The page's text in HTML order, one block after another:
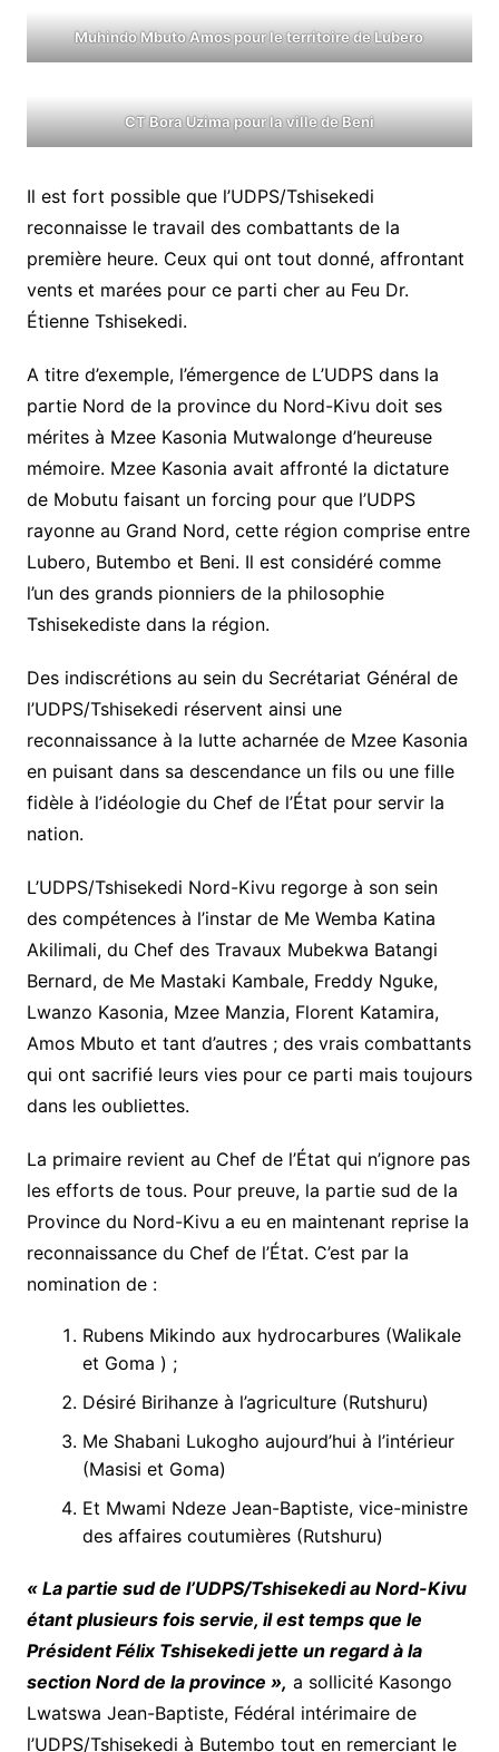
Muhindo Mbuto Amos pour le territoire de Lubero
CT Bora Uzima pour la ville de Beni
Il est fort possible que l’UDPS/Tshisekedi
reconnaisse le travail des combattants de la
première heure. Ceux qui ont tout donné, affrontant
vents et marées pour ce parti cher au Feu Dr.
Étienne Tshisekedi.
A titre d’exemple, l’émergence de L’UDPS dans la
partie Nord de la province du Nord-Kivu doit ses
mérites à Mzee Kasonia Mutwalonge d’heureuse
mémoire. Mzee Kasonia avait affronté la dictature
de Mobutu faisant un forcing pour que l’UDPS
rayonne au Grand Nord, cette région comprise entre
Lubero, Butembo et Beni. Il est considéré comme
l’un des grands pionniers de la philosophie
Tshisekediste dans la région.
Des indiscrétions au sein du Secrétariat Général de
l’UDPS/Tshisekedi réservent ainsi une
reconnaissance à la lutte acharnée de Mzee Kasonia
en puisant dans sa descendance un fils ou une fille
fidèle à l’idéologie du Chef de l’État pour servir la
nation.
L’UDPS/Tshisekedi Nord-Kivu regorge à son sein
des compétences à l’instar de Me Wemba Katina
Akilimali, du Chef des Travaux Mubekwa Batangi
Bernard, de Me Mastaki Kambale, Freddy Nguke,
Lwanzo Kasonia, Mzee Manzia, Florent Katamira,
Amos Mbuto et tant d’autres ; des vrais combattants
qui ont sacrifié leurs vies pour ce parti mais toujours
dans les oubliettes.
La primaire revient au Chef de l’État qui n’ignore pas
les efforts de tous. Pour preuve, la partie sud de la
Province du Nord-Kivu a eu en maintenant reprise la
reconnaissance du Chef de l’État. C’est par la
nomination de :
Rubens Mikindo aux hydrocarbures (Walikale
et Goma ) ;
Désiré Birihanze à l’agriculture (Rutshuru)
Me Shabani Lukogho aujourd’hui à l’intérieur
(Masisi et Goma)
Et Mwami Ndeze Jean-Baptiste, vice-ministre
des affaires coutumières (Rutshuru)
« La partie sud de l’UDPS/Tshisekedi au Nord-Kivu
étant plusieurs fois servie, il est temps que le
Président Félix Tshisekedi jette un regard à la
section Nord de la province », a sollicité Kasongo
Lwatswa Jean-Baptiste, Fédéral intérimaire de
l’UDPS/Tshisekedi à Butembo tout en remerciant le